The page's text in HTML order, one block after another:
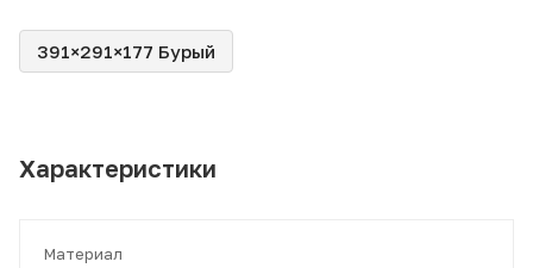
391×291×177 Бурый
Характеристики
Материал